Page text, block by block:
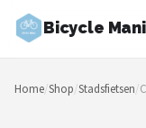
Bicycle
Zoeken
NAVIGATIE
Home/Shop/Stadsfietsen/